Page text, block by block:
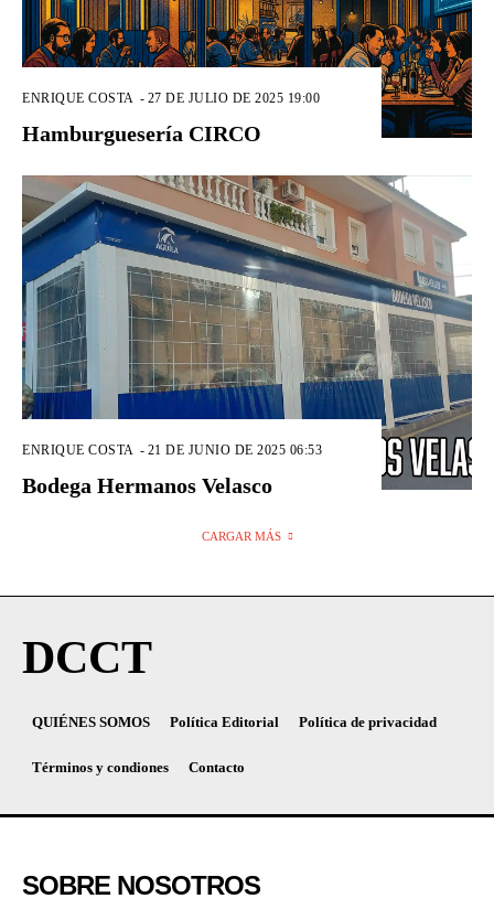
ENRIQUE COSTA - 27 DE JULIO DE 2025 19:00
Hamburguesería CIRCO
ENRIQUE COSTA - 21 DE JUNIO DE 2025 06:53
Bodega Hermanos Velasco
CARGAR MÁS
DCCT
QUIÉNES SOMOS Política Editorial Política de privacidad
Términos y condiones Contacto
SOBRE NOSOTROS